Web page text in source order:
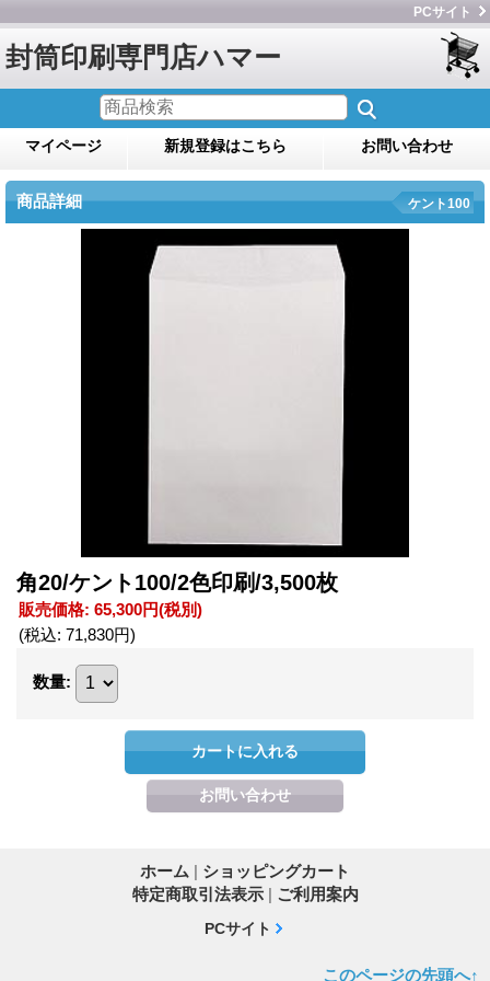
PCサイト
封筒印刷専門店ハマー
マイページ 新規登録はこちら お問い合わせ
商品詳細 ケント100
角20/ケント100/2色印刷/3,500枚
販売価格: 65,300円(税別)
(税込: 71,830円)
数量:
ホーム | ショッピングカート
特定商取引法表示 | ご利用案内
PCサイト
このページの先頭へ↑